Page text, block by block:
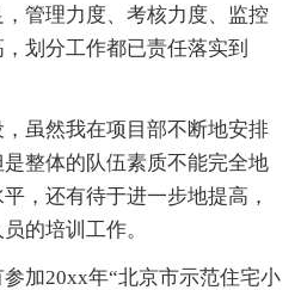
管理力度、考核力度、监控
划分工作都已责任落实到
虽然我在项目部不断地安排
整体的队伍素质不能完全地
，还有待于进一步地提高，
的培训工作。
加20xx年“北京市示范住宅小